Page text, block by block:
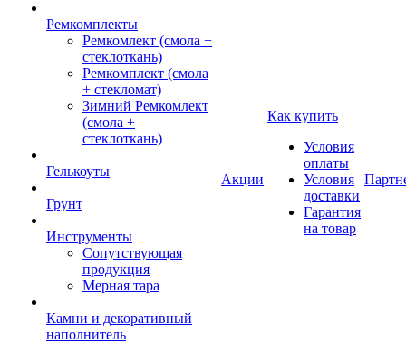
Ремкомплекты
Ремкомлект (смола +
стеклоткань)
Ремкомплект (смола
+ стекломат)
Зимний Ремкомлект
(смола +
стеклоткань)
Гелькоуты
Грунт
Инструменты
Сопутствующая
продукция
Мерная тара
Камни и декоративный
наполнитель
Акции
Как купить
Условия
оплаты
Условия
доставки
Гарантия
на товар